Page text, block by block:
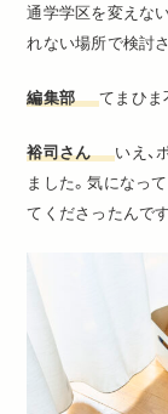
通学学区を変えな
れない場所で検討
編集部 てまひま
裕司さん
いえ、
ました。気になっ
てくださったんです